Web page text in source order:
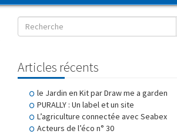
Articles récents
le Jardin en Kit par Draw me a garden
PURALLY : Un label et un site
L’agriculture connectée avec Seabex
Acteurs de l’éco n° 30